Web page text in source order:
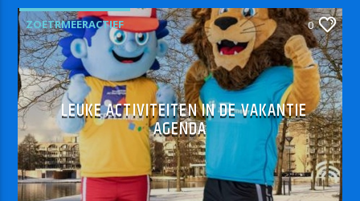
ZOETRMEERACTIEF 0
LEUKE ACTIVITEITEN IN DE VAKANTIE
AGENDA